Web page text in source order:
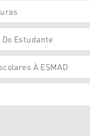
Estudante
À ESMAD